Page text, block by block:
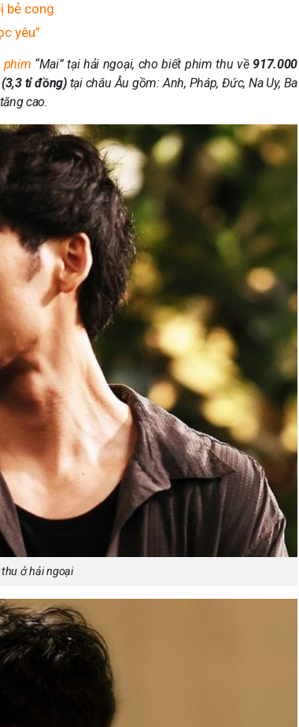
bẻ cong
yêu”
phim “Mai” tại hải ngoại, cho biết phim thu về 917.000
tỉ đồng)tại châu Âu gồm: Anh, Pháp, Đức, Na Uy, Ba
cao.
ở hải ngoại